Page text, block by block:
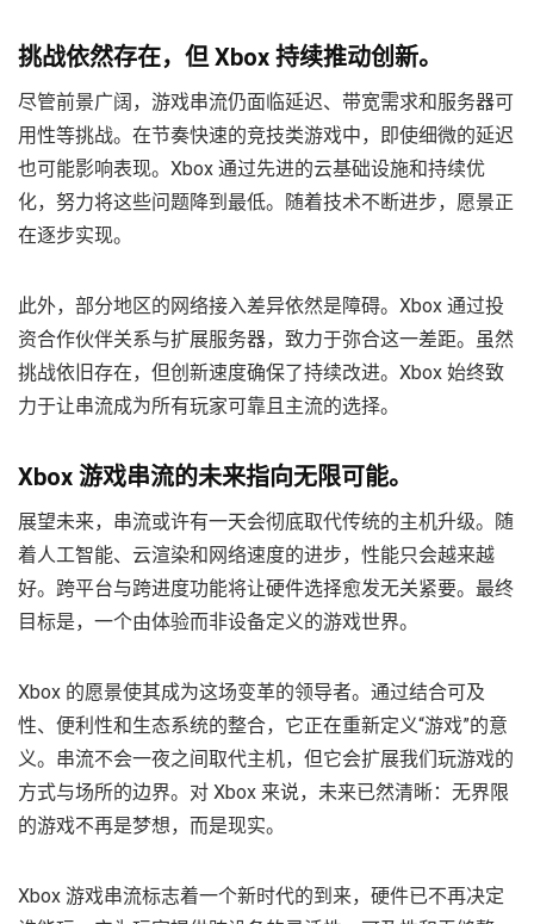
挑战依然存在，但 Xbox 持续推动创新。
尽管前景广阔，游戏串流仍面临延迟、带宽需求和服务器可
用性等挑战。在节奏快速的竞技类游戏中，即使细微的延迟
也可能影响表现。Xbox 通过先进的云基础设施和持续优
化，努力将这些问题降到最低。随着技术不断进步，愿景正
在逐步实现。
此外，部分地区的网络接入差异依然是障碍。Xbox 通过投
资合作伙伴关系与扩展服务器，致力于弥合这一差距。虽然
挑战依旧存在，但创新速度确保了持续改进。Xbox 始终致
力于让串流成为所有玩家可靠且主流的选择。
Xbox 游戏串流的未来指向无限可能。
展望未来，串流或许有一天会彻底取代传统的主机升级。随
着人工智能、云渲染和网络速度的进步，性能只会越来越
好。跨平台与跨进度功能将让硬件选择愈发无关紧要。最终
目标是，一个由体验而非设备定义的游戏世界。
Xbox 的愿景使其成为这场变革的领导者。通过结合可及
性、便利性和生态系统的整合，它正在重新定义“游戏”的意
义。串流不会一夜之间取代主机，但它会扩展我们玩游戏的
方式与场所的边界。对 Xbox 来说，未来已然清晰：无界限
的游戏不再是梦想，而是现实。
Xbox 游戏串流标志着一个新时代的到来，硬件已不再决定